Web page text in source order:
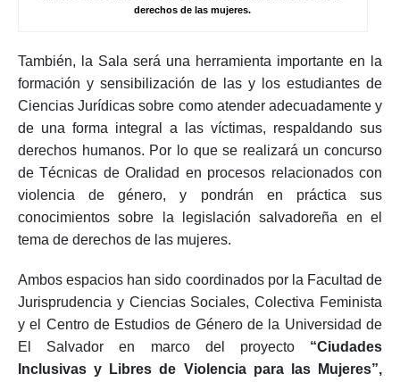
derechos de las mujeres.
También, la Sala será una herramienta importante en la
formación y sensibilización de las y los estudiantes de
Ciencias Jurídicas sobre como atender adecuadamente y
de una forma integral a las víctimas, respaldando sus
derechos humanos. Por lo que se realizará un concurso
de Técnicas de Oralidad en procesos relacionados con
violencia de género, y pondrán en práctica sus
conocimientos sobre la legislación salvadoreña en el
tema de derechos de las mujeres.
Ambos espacios han sido coordinados por la Facultad de
Jurisprudencia y Ciencias Sociales, Colectiva Feminista
y el Centro de Estudios de Género de la Universidad de
El Salvador en marco del proyecto “Ciudades
Inclusivas y Libres de Violencia para las Mujeres”,